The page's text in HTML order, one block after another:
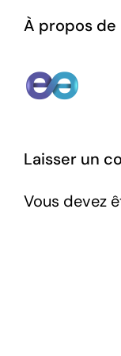
À propos de
Laisser un
Vous devez